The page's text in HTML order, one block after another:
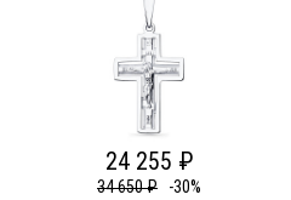
24 255 ₽
34 650 ₽ -30%